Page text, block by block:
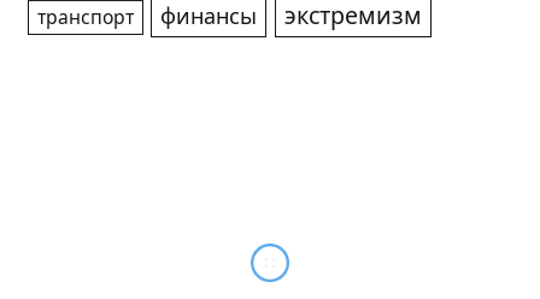
транспорт финансы экстремизм